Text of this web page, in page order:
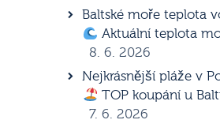
Baltské moře teplota
Aktuální teplota
8. 6. 2026
Nejkrásnější pláže v
TOP koupání u
7. 6. 2026